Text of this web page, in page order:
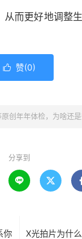
而更好地调整
 赞(0)
创年年体检，为啥还
分享到
 
你
X光拍片为什